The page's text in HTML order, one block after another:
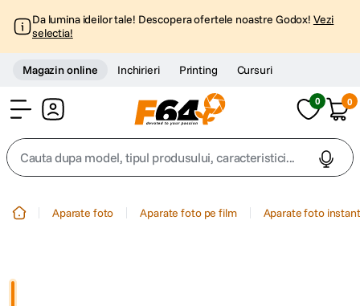
Da lumina ideilor tale! Descopera ofertele noastre Godox! Vezi
selectia!
Magazin online Inchirieri Printing Cursuri
0 0
Cauta dupa model, tipul produsului, caracteristici...
Aparate foto Aparate foto pe film Aparate foto instant